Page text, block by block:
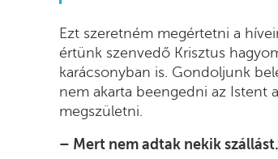
Ezt szeretném megértetni a
értünk szenvedő Krisztus
karácsonyban is. Gondoljunk
nem akarta beengedni az Istent
megszületni.
– Mert nem adtak nekik szállást.